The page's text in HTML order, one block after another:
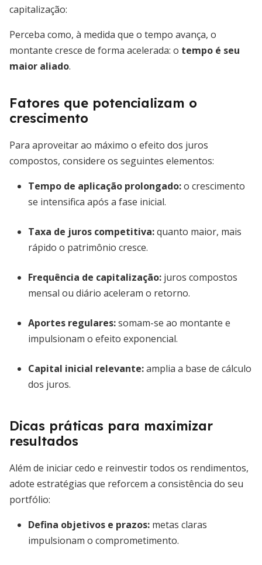
capitalização:
Perceba como, à medida que o tempo avança, o
montante cresce de forma acelerada: o tempo é seu
maior aliado.
Fatores que potencializam o
crescimento
Para aproveitar ao máximo o efeito dos juros
compostos, considere os seguintes elementos:
Tempo de aplicação prolongado:o crescimento
se intensifica após a fase inicial.
Taxa de juros competitiva:quanto maior, mais
rápido o patrimônio cresce.
Frequência de capitalização: juros compostos
mensal ou diário aceleram o retorno.
Aportes regulares:somam-se ao montante e
impulsionam o efeito exponencial.
Capital inicial relevante:amplia a base de cálculo
dos juros.
Dicas práticas para maximizar
resultados
Além de iniciar cedo e reinvestir todos os rendimentos,
adote estratégias que reforcem a consistência do seu
portfólio:
Defina objetivos e prazos: metas claras
impulsionam o comprometimento.